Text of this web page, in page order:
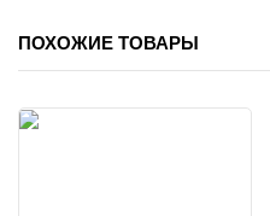
ПОХОЖИЕ ТОВАРЫ